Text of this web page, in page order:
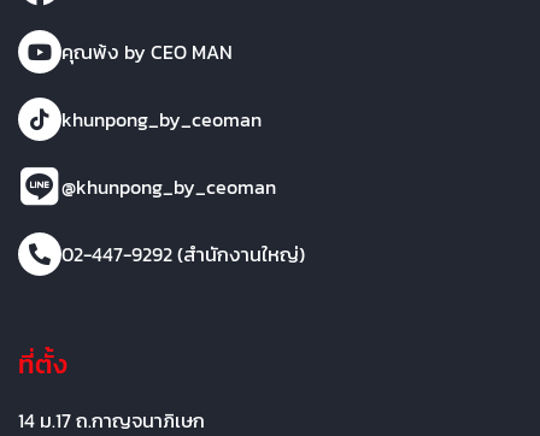
คุณพ้ง by CEO MAN
khunpong_by_ceoman
@khunpong_by_ceoman
02-447-9292 (สำนักงานใหญ่)
ที่ตั้ง
14 ม.17 ถ.กาญจนาภิเษก